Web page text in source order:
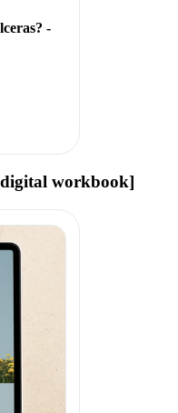
-
workbook]